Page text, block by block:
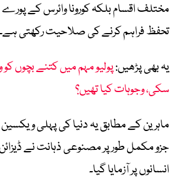
مختلف اقسام بلکہ کورونا وائرس کے
تحفظ فراہم کرنے کی صلاحیت رکھتی
یہ بھی پڑھیں:پولیو مہم میں کتنے بچوں
سکی، وجوہات کیا تھیں؟
ماہرین کے مطابق یہ دنیا کی پہلی
جزو مکمل طور پر مصنوعی ذہانت نے ڈیزائن
انسانوں پر آزمایا گیا۔